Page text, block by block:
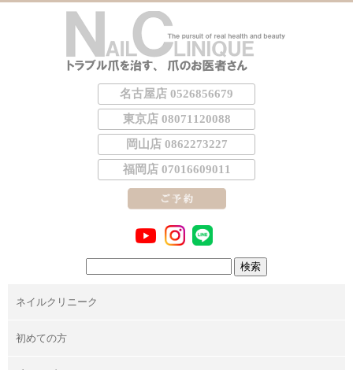
名古屋店 0526856679
東京店 08071120088
岡山店 0862273227
福岡店 07016609011
ネイルクリニーク
初めての方